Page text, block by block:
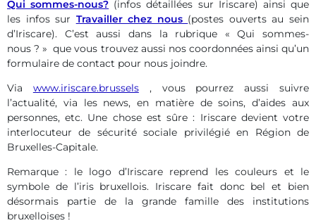
Qui sommes-nous? (infos détaillées sur Iriscare) ainsi que
les infos sur Travailler chez nous (postes ouverts au sein
d’Iriscare). C’est aussi dans la rubrique « Qui sommes-
nous ? » que vous trouvez aussi nos coordonnées ainsi qu’un
formulaire de contact pour nous joindre.
Via www.iriscare.brussels, vous pourrez aussi suivre
l’actualité, via les news, en matière de soins, d’aides aux
personnes, etc. Une chose est sûre : Iriscare devient votre
interlocuteur de sécurité sociale privilégié en Région de
Bruxelles-Capitale.
Remarque : le logo d’Iriscare reprend les couleurs et le
symbole de l’iris bruxellois. Iriscare fait donc bel et bien
désormais partie de la grande famille des institutions
bruxelloises !